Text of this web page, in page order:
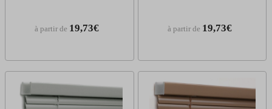
à partir de 19,73€ à partir de 19,73€